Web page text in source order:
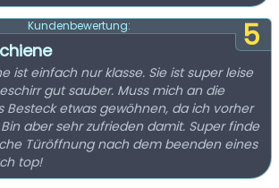
5
Kundenbewertung:
ist einfach nur klasse. Sie ist super leise
gut sauber. Muss mich an die
Besteck etwas gewöhnen, da ich vorher
aber sehr zufrieden damit. Super finde
Türöffnung nach dem beenden eines
top!